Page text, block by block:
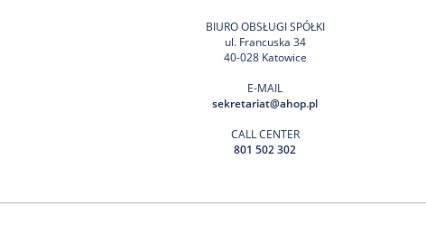
BIURO OBSŁUGI SPÓŁKI
ul. Francuska 34
40-028 Katowice
E-MAIL
sekretariat@ahop.pl
CALL CENTER
801 502 302